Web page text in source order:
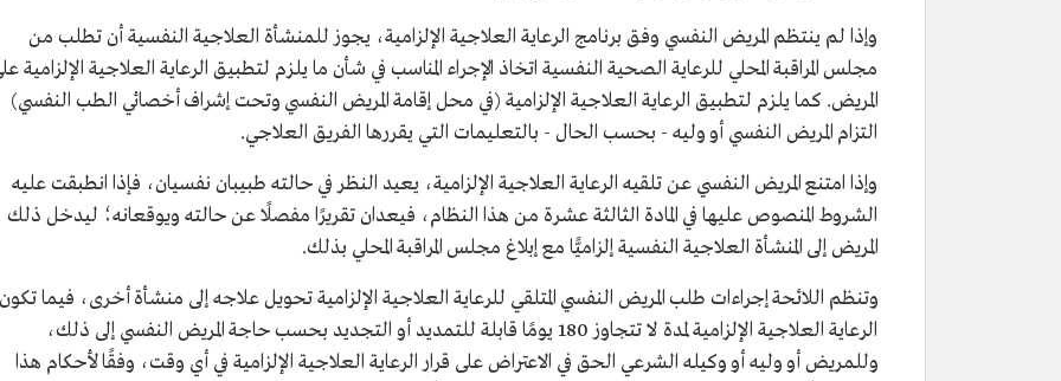
وإذا لم ينتظم المريض النفسي وفق برنامج الرعاية العلاجية الإلزامية، يجوز للمنشأة العلاجية النفسية أن تطلب من
مجلس المراقبة المحلي للرعاية الصحية النفسية اتخاذ الإجراء المناسب في شأن ما يلزم لتطبيق الرعاية العلاجية الإلزامية
المريض. كما يلزم لتطبيق الرعاية العلاجية الإلزامية (في محل إقامة المريض النفسي وتحت إشراف أخصائي الطب النفسي)
التزام المريض النفسي أو وليه - بحسب الحال - بالتعليمات التي يقررها الفريق العلاجي.
وإذا امتنع المريض النفسي عن تلقيه الرعاية العلاجية الإلزامية، يعيد النظر في حالته طبيبان نفسيان، فإذا انطبقت عليه
الشروط المنصوص عليها في المادة الثالثة عشرة من هذا النظام، فيعدان تقريرًا مفصلًا عن حالته ويوقعانه؛ ليدخل ذلك
المريض إلى المنشأة العلاجية النفسية إلزاميًّا مع إبلاغ مجلس المراقبة المحلي بذلك.
وتنظم اللائحة إجراءات طلب المريض النفسي المتلقي للرعاية العلاجية الإلزامية تحويل علاجه إلى منشأة أخرى، فيما تكون
الرعاية العلاجية الإلزامية لمدة لا تتجاوز 180 يومًا قابلة للتمديد أو التجديد بحسب حاجة المريض النفسي إلى ذلك،
وللمريض أو وليه أو وكيله الشرعي الحق في الاعتراض على قرار الرعاية العلاجية الإلزامية في أي وقت، وفقًا لأحكام هذا